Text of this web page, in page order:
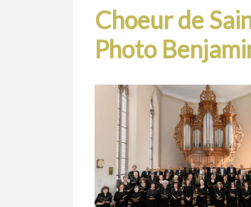
Choeur de
Photo